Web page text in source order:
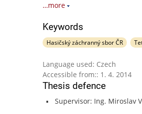
…more
Keywords
Hasičský záchranný sbor ČR
Language used: Czech
Accessible from:: 1. 4. 2014
Thesis defence
Supervisor: Ing. Miroslav